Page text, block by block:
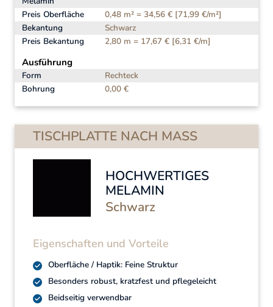
Preis Oberfläche
0,48 m² = 34,56 € [71,99 €/m²]
Bekantung
Schwarz
Preis Bekantung
2,80 m = 17,67 € [6,31 €/m]
Ausführung
Form
Rechteck
Bohrung
0,00 €
TISCHPLATTE NACH MASS
HOCHWERTIGES
MELAMIN
Schwarz
Eigenschaften und Vorteile
Oberfläche / Haptik: Feine Struktur
Besonders robust, kratzfest und pflegeleicht
Beidseitig verwendbar